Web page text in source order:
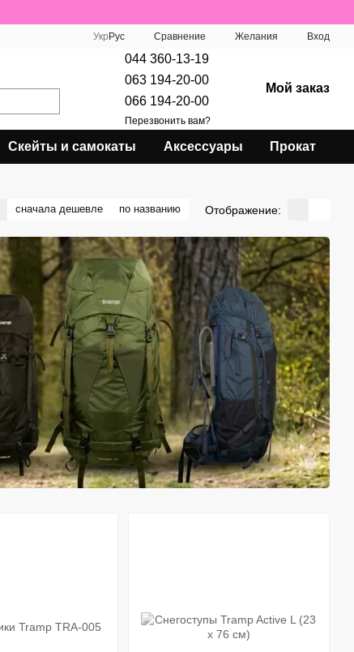
Укр Рус Сравнение Желания Вход
044 360-13-19
063 194-20-00
066 194-20-00
Перезвонить вам?
Мой заказ
Скейты и самокаты Аксессуары Прокат
сначала дешевле по названию Отображение: